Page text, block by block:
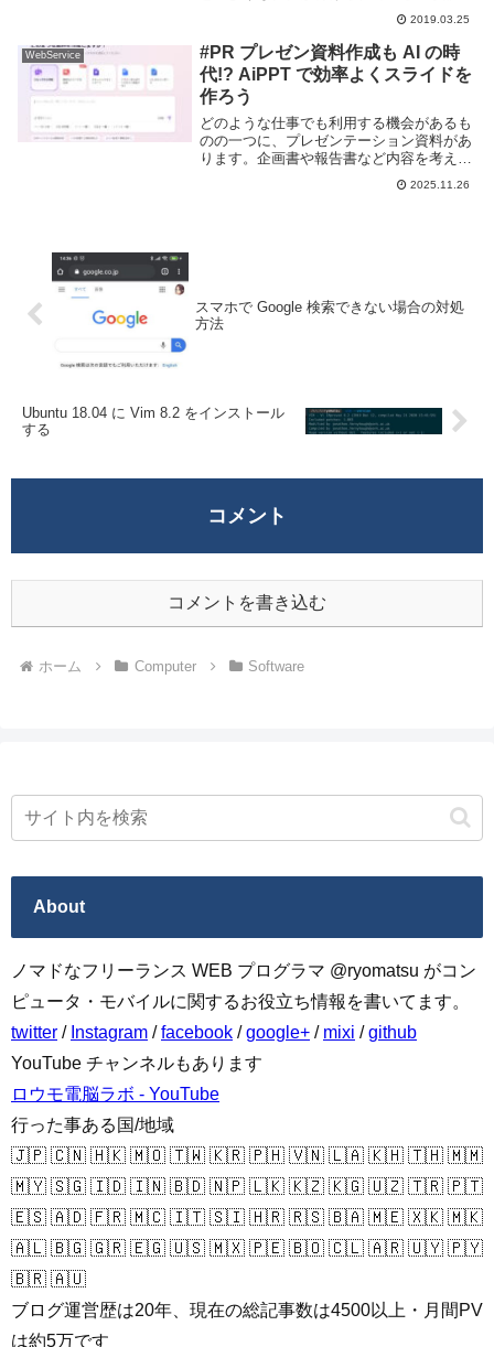
も確認できていたのだが、いつからか表示
されなくなってしまった。Web ブラウザ
に Google Chrome を利用し...
2019.03.25
WebService
#PR プレゼン資料作成も AI の時
代!? AiPPT で効率よくスライドを
作ろう
どのような仕事でも利用する機会があるも
のの一つに、プレゼンテーション資料があ
ります。企画書や報告書など内容を考える
だけでも大変なのに、そこから見栄えの良
いスライドに落とし込む作業は、時間と労
2025.11.26
スマホで Google 検索できない場合の対処
方法
Ubuntu 18.04 に Vim 8.2 をインストール
する
コメント
コメントを書き込む
ホーム Computer Software
About
ノマドなフリーランス WEB プログラマ @ryomatsu がコン
ピュータ・モバイルに関するお役立ち情報を書いてます。
twitter / Instagram /facebook /google+ / mixi /github
YouTube チャンネルもあります
ロウモ電脳ラボ - YouTube
行った事ある国/地域
🇯🇵 🇨🇳 🇭🇰 🇲🇴 🇹🇼 🇰🇷 🇵🇭 🇻🇳 🇱🇦 🇰🇭 🇹🇭 🇲🇲
🇲🇾 🇸🇬 🇮🇩 🇮🇳 🇧🇩 🇳🇵 🇱🇰 🇰🇿 🇰🇬 🇺🇿 🇹🇷 🇵🇹
🇪🇸 🇦🇩 🇫🇷 🇲🇨 🇮🇹 🇸🇮 🇭🇷 🇷🇸 🇧🇦 🇲🇪 🇽🇰 🇲🇰
🇦🇱 🇧🇬 🇬🇷 🇪🇬 🇺🇸 🇲🇽 🇵🇪 🇧🇴 🇨🇱 🇦🇷 🇺🇾 🇵🇾
🇧🇷 🇦🇺
ブログ運営歴は20年、現在の総記事数は4500以上・月間PV
は約5万です